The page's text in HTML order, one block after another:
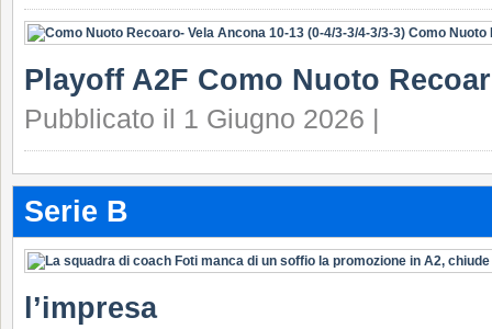
Playoff A2F Como Nuoto
Pubblicato il 1 Giugno 2026 |
Serie B
l’impresa